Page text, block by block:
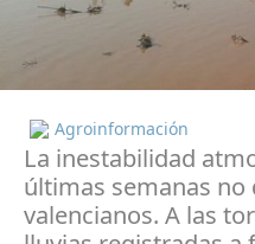
Agroinformación
La inestabilidad
últimas semanas
valencianos. A las